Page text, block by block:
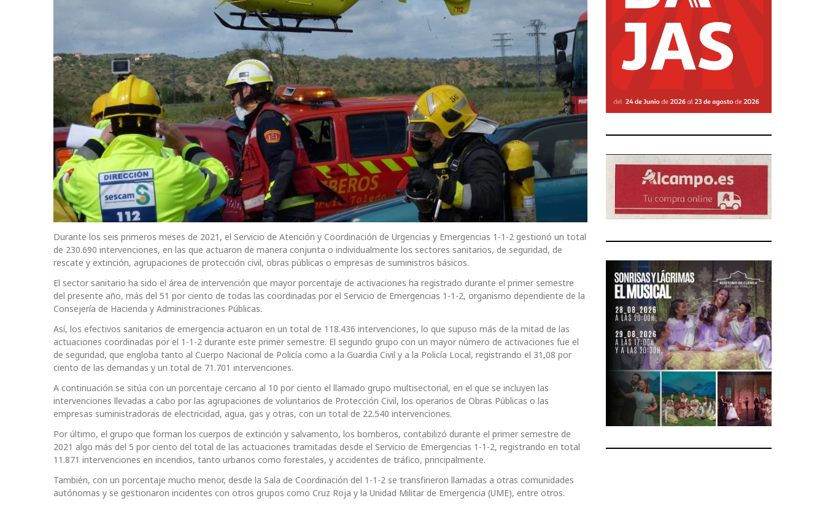
Durante los seis primeros meses de 2021, el Servicio de Atención y Coordinación de Urgencias y Emergencias 1-1-2 gestionó un total
de 230.690 intervenciones, en las que actuaron de manera conjunta o individualmente los sectores sanitarios, de seguridad, de
rescate y extinción, agrupaciones de protección civil, obras públicas o empresas de suministros básicos.
El sector sanitario ha sido el área de intervención que mayor porcentaje de activaciones ha registrado durante el primer semestre
del presente año, más del 51 por ciento de todas las coordinadas por el Servicio de Emergencias 1-1-2, organismo dependiente de la
Consejería de Hacienda y Administraciones Públicas.
Así, los efectivos sanitarios de emergencia actuaron en un total de 118.436 intervenciones, lo que supuso más de la mitad de las
actuaciones coordinadas por el 1-1-2 durante este primer semestre. El segundo grupo con un mayor número de activaciones fue el
de seguridad, que engloba tanto al Cuerpo Nacional de Policía como a la Guardia Civil y a la Policía Local, registrando el 31,08 por
ciento de las demandas y un total de 71.701 intervenciones.
A continuación se sitúa con un porcentaje cercano al 10 por ciento el llamado grupo multisectorial, en el que se incluyen las
intervenciones llevadas a cabo por las agrupaciones de voluntarios de Protección Civil, los operarios de Obras Públicas o las
empresas suministradoras de electricidad, agua, gas y otras, con un total de 22.540 intervenciones.
Por último, el grupo que forman los cuerpos de extinción y salvamento, los bomberos, contabilizó durante el primer semestre de
2021 algo más del 5 por ciento del total de las actuaciones tramitadas desde el Servicio de Emergencias 1-1-2, registrando en total
11.871 intervenciones en incendios, tanto urbanos como forestales, y accidentes de tráfico, principalmente.
También, con un porcentaje mucho menor, desde la Sala de Coordinación del 1-1-2 se transfirieron llamadas a otras comunidades
autónomas y se gestionaron incidentes con otros grupos como Cruz Roja y la Unidad Militar de Emergencia (UME), entre otros.